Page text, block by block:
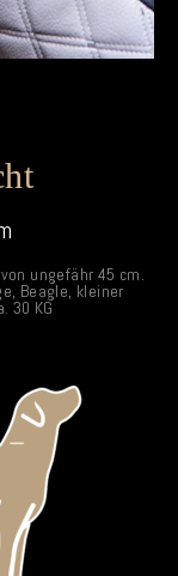
ungefähr 45 cm.
Beagle, kleiner
30 KG